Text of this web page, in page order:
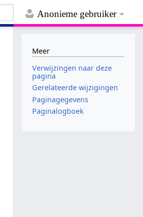
Anonieme gebruiker
Meer
Verwijzingen naar deze
pagina
Gerelateerde wijzigingen
Paginagegevens
Paginalogboek